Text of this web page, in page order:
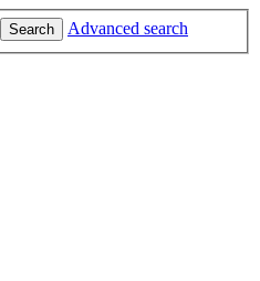
Search Advanced search